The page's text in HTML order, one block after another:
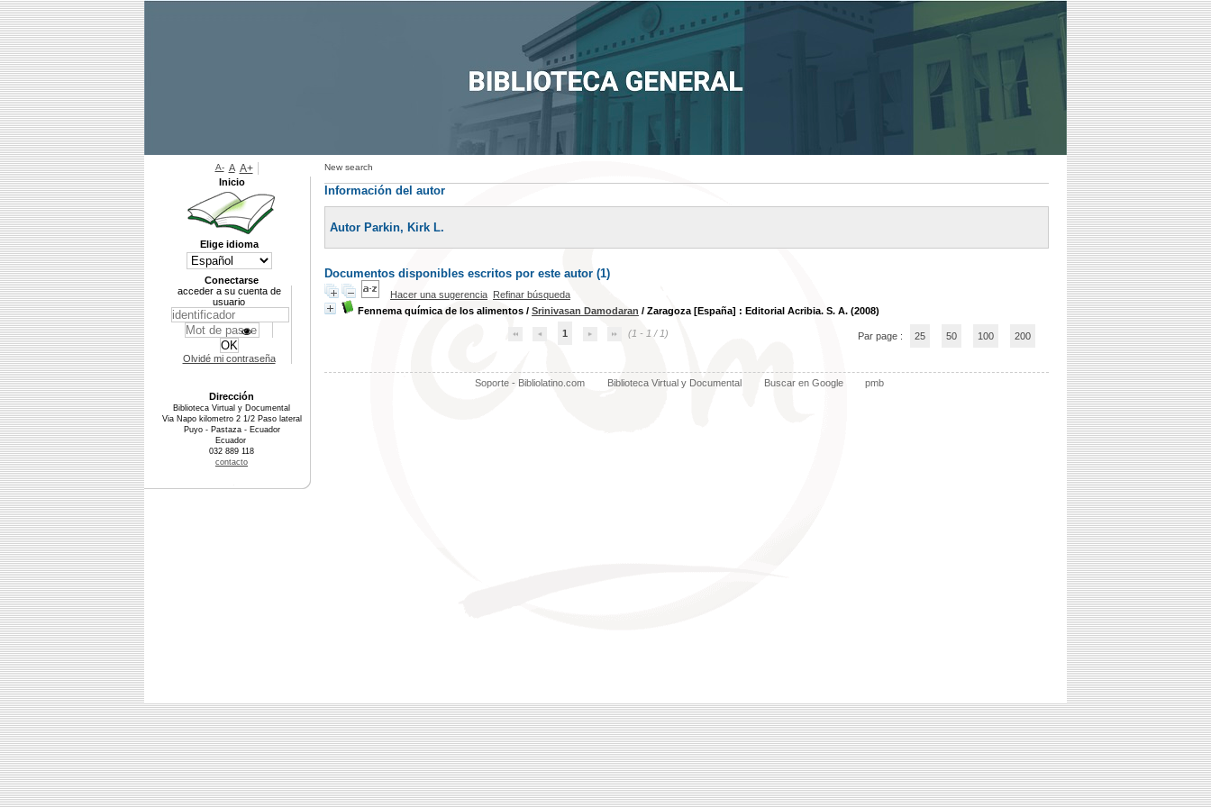
New search
Información del autor
Autor Parkin, Kirk L.
Documentos disponibles escritos por este autor (1)
Hacer una sugerencia Refinar búsqueda
Fennema química de los alimentos / Srinivasan Damodaran / Zaragoza [España] : Editorial Acribia. S. A. (2008)
1 (1 - 1 / 1) Par page : 25 50 100 200
Soporte - Bibliolatino.com Biblioteca Virtual y Documental Buscar en Google pmb
A- A A+
Inicio
Elige idioma
Conectarse
acceder a su cuenta de
usuario
Olvidé mi contraseña
Dirección
Biblioteca Virtual y Documental
Via Napo kilometro 2 1/2 Paso lateral
Puyo - Pastaza - Ecuador
Ecuador
032 889 118
contacto